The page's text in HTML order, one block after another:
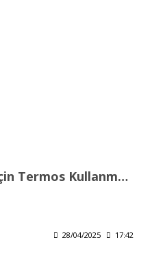
Sürdürülebilir Yaşam İçin Termos Kullanmanın Önemi
28/04/2025 17:42